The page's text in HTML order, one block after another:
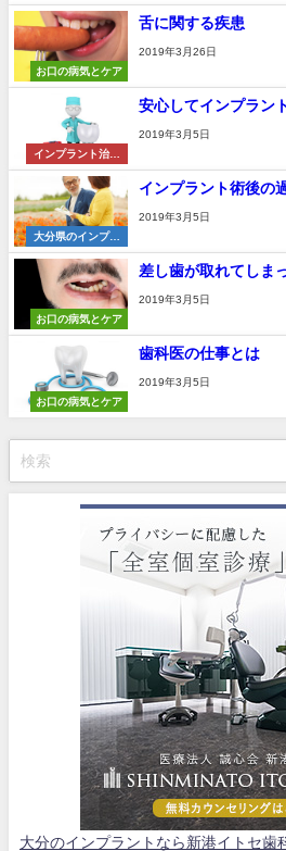
お口の病気とケア
舌に関する疾患
2019年3月26日
インプラント治療
法
安心してインプラン
2019年3月5日
大分県のインプラ
ント基礎知識
インプラント術後の
2019年3月5日
お口の病気とケア
差し歯が取れてしま
2019年3月5日
お口の病気とケア
歯科医の仕事とは
2019年3月5日
大分のインプラントなら新港イトセ歯